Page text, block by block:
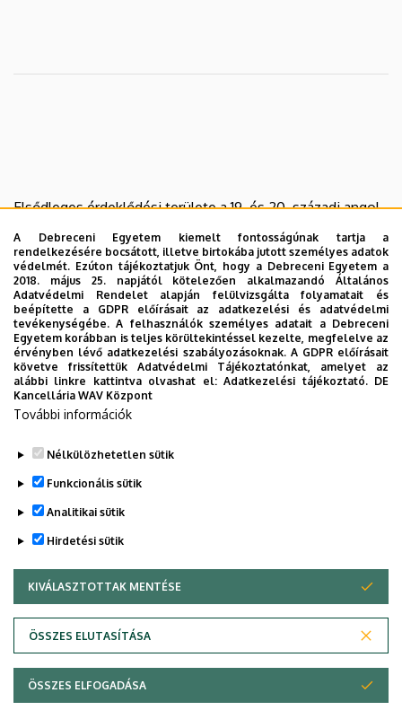
Elsődleges érdeklődési területe a 19. és 20. századi angol
költészet, különösen a romantika korában és az 1945 utáni
időszakban. Írásokat közölt többek között Philip Larkinról
és Ted Hughesról, valamint Shelley magyarországi
fogadtatásáról, Blake-ről és a költészet fordításának
kérdéseiről. Három monográfiája mellett két
tanulmánykötetet is szerkesztett.
Legutóbbi frissítés: 2024. 05. 23. 15:26
Adatvédelem
Szerzői jog © 2026 Unideb
A Debreceni Egyetem kiemelt fontosságúnak tartja a
rendelkezésére bocsátott, illetve birtokába jutott személyes adatok
védelmét. Ezúton tájékoztatjuk Önt, hogy a Debreceni Egyetem a
2018. május 25. napjától kötelezően alkalmazandó Általános
Adatvédelmi Rendelet alapján felülvizsgálta folyamatait és
beépítette a GDPR előírásait az adatkezelési és adatvédelmi
tevékenységébe. A felhasználók személyes adatait a Debreceni
Egyetem korábban is teljes körültekintéssel kezelte, megfelelve az
érvényben lévő adatkezelési szabályozásoknak. A GDPR előírásait
követve frissítettük Adatvédelmi Tájékoztatónkat, amelyet az
alábbi linkre kattintva olvashat el:Adatkezelési tájékoztató. DE
Kancellária WAV Központ
További információk
Nélkülözhetetlen sütik
Funkcionális sütik
Analitikai sütik
Hirdetési sütik
KIVÁLASZTOTTAK MENTÉSE
ÖSSZES ELUTASÍTÁSA
WITHDRAW CONSENT
ÖSSZES ELFOGADÁSA